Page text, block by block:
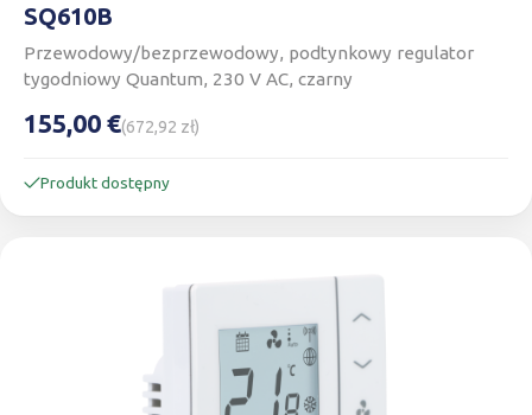
SQ610B
Przewodowy/bezprzewodowy, podtynkowy regulator
tygodniowy Quantum, 230 V AC, czarny
155,00 €(672,92 zł)
Produkt dostępny